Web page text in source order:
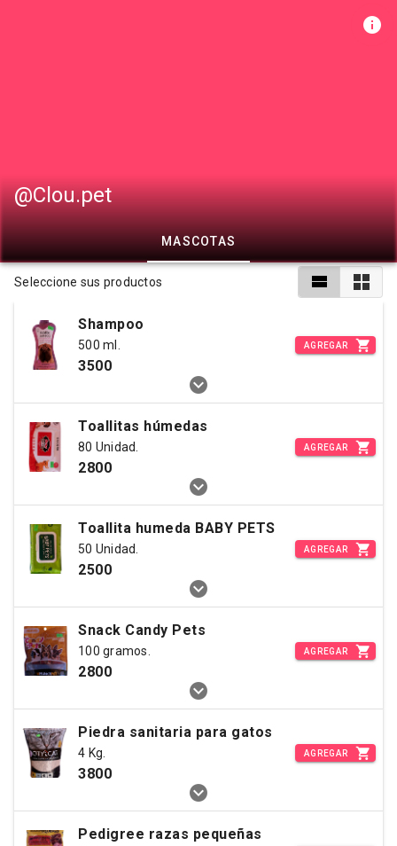
@Clou.pet
MASCOTAS
Seleccione sus productos
Shampoo
500 ml.
3500
AGREGAR
Toallitas húmedas
80 Unidad.
2800
AGREGAR
Toallita humeda BABY PETS
50 Unidad.
2500
AGREGAR
Snack Candy Pets
100 gramos.
2800
AGREGAR
Piedra sanitaria para gatos
4 Kg.
3800
AGREGAR
Pedigree razas pequeñas